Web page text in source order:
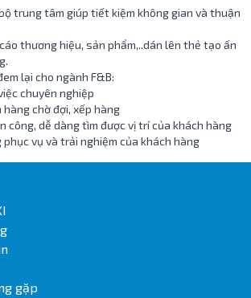
trung tâm giúp tiết kiệm không gian và thuận
thương hiệu, sản phẩm,..dán lên thẻ tạo ấn
lại cho ngành F&B:
chuyên nghiệp
chờ đợi, xếp hàng
công, dễ dàng tìm được vị trí của khách hàng
vụ và trải nghiệm của khách hàng
gặp